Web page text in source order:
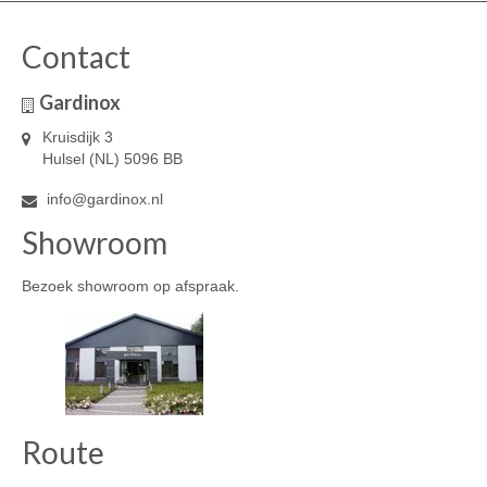
Contact
Gardinox
Kruisdijk 3
Hulsel (NL) 5096 BB
info@gardinox.nl
Showroom
Bezoek showroom op afspraak.
Route